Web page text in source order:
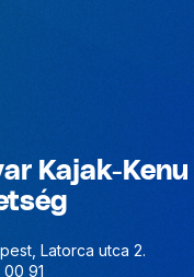
Kajak-Kenu
Latorca utca 2.
91